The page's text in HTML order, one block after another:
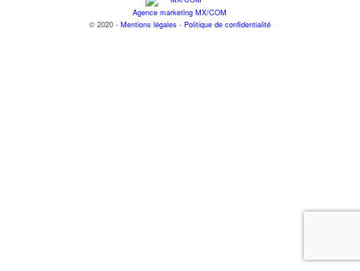
Agence marketing MX/COM
© 2020 - Mentions légales - Politique de confidentialité